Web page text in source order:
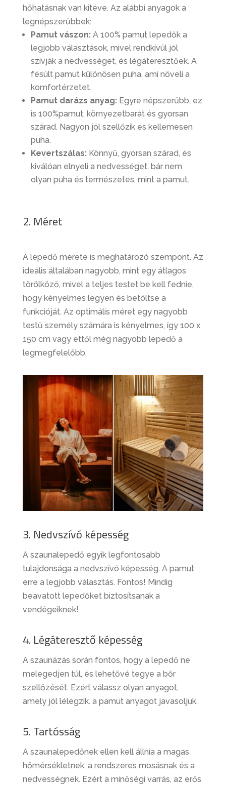
hőhatásnak van kitéve. Az alábbi anyagok a
legnépszerűbbek:
Pamut vászon:A 100% pamut lepedők a
legjobb választások, mivel rendkívül jól
szívják a nedvességet, és légáteresztőek. A
fésült pamut különösen puha, ami növeli a
komfortérzetet.
Pamut darázs anyag:Egyre népszerűbb, ez
is 100%pamut, környezetbarát és gyorsan
szárad. Nagyon jól szellőzik és kellemesen
puha.
Kevertszálas:Könnyű, gyorsan szárad, és
kiválóan elnyeli a nedvességet, bár nem
olyan puha és természetes, mint a pamut.
2. Méret
A lepedő mérete is meghatározó szempont. Az
ideális általában nagyobb, mint egy átlagos
törölköző, mivel a teljes testet be kell fednie,
hogy kényelmes legyen és betöltse a
funkcióját. Az optimális méret egy nagyobb
testű személy számára is kényelmes, így 100 x
150 cm vagy ettől még nagyobb lepedő a
legmegfelelőbb.
3. Nedvszívó képesség
A szaunalepedő egyik legfontosabb
tulajdonsága a nedvszívó képesség. A pamut
erre a legjobb választás. Fontos! Mindig
beavatott lepedőket biztosítsanak a
vendégeiknek!
4. Légáteresztő képesség
A szaunázás során fontos, hogy a lepedő ne
melegedjen túl, és lehetővé tegye a bőr
szellőzését. Ezért válassz olyan anyagot,
amely jól lélegzik. a pamut anyagot javasoljuk.
5. Tartósság
A szaunalepedőnek ellen kell állnia a magas
hőmérsékletnek, a rendszeres mosásnak és a
nedvességnek. Ezért a minőségi varrás, az erős